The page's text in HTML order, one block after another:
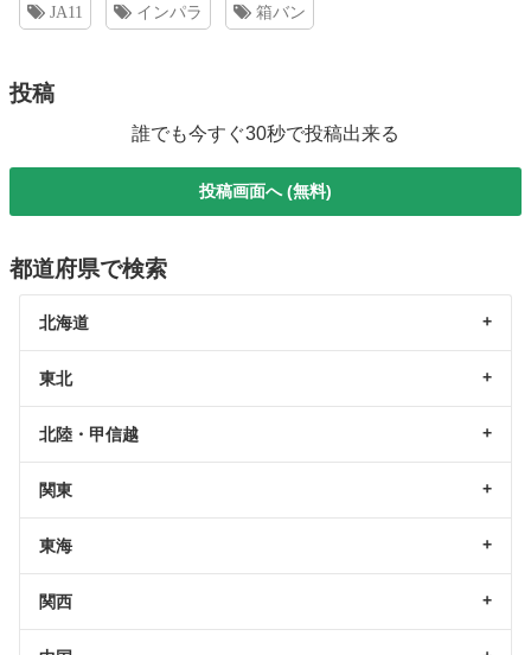
JA11 インパラ 箱バン
投稿
誰でも今すぐ30秒で投稿出来る
投稿画面へ (無料)
都道府県で検索
北海道
東北
北陸・甲信越
関東
東海
関西